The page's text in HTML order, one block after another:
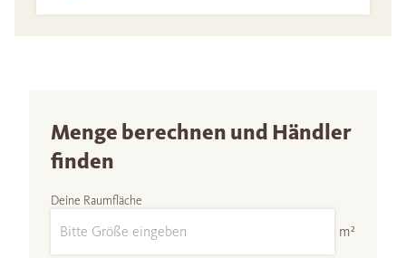
Menge berechnen und Händler
finden
Deine Raumfläche
m²